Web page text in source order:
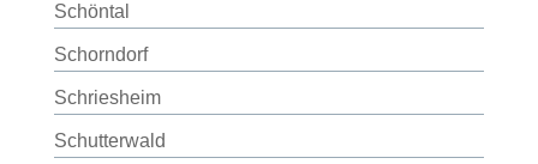
Schöntal
Schorndorf
Schriesheim
Schutterwald